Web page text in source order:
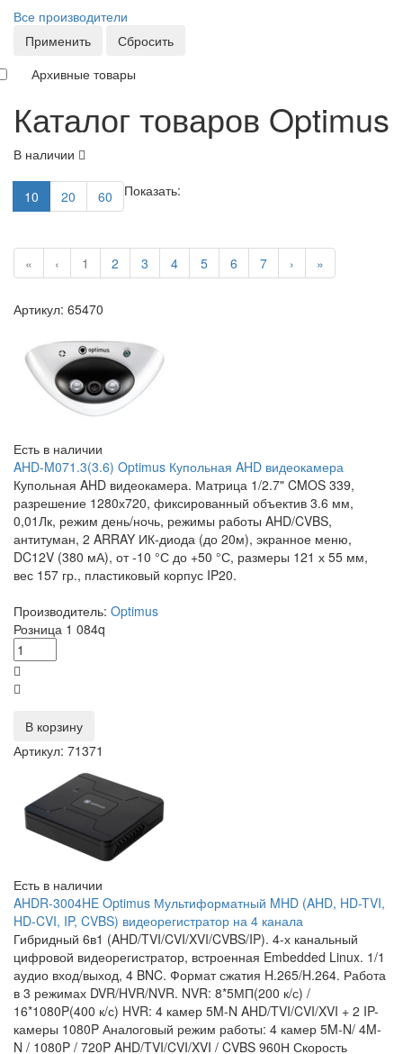
Все производители
Применить
Сбросить
Архивные товары
Каталог товаров Optimus
В наличии
Показать:
10 20 60
« ‹ 1 2 3 4 5 6 7 › »
Артикул: 65470
Есть в наличии
AHD-M071.3(3.6) Optimus Купольная AHD видеокамера
Купольная AHD видеокамера. Матрица 1/2.7" CMOS 339,
разрешение 1280х720, фиксированный объектив 3.6 мм,
0,01Лк, режим день/ночь, режимы работы AHD/CVBS,
антитуман, 2 ARRAY ИК-диода (до 20м), экранное меню,
DC12V (380 мА), от -10 °С до +50 °С, размеры 121 х 55 мм,
вес 157 гр., пластиковый корпус IP20.
Производитель: Optimus
Розница 1 084q
В корзину
Артикул: 71371
Есть в наличии
AHDR-3004HE Optimus Мультиформатный MHD (AHD, HD-TVI,
HD-CVI, IP, CVBS) видеорегистратор на 4 канала
Гибридный 6в1 (AHD/TVI/CVI/XVI/CVBS/IP). 4-х канальный
цифровой видеорегистратор, встроенная Embedded Linux. 1/1
аудио вход/выход, 4 BNC. Формат сжатия H.265/H.264. Работа
в 3 режимах DVR/HVR/NVR. NVR: 8*5МП(200 к/с) /
16*1080P(400 к/с) HVR: 4 камер 5M-N AHD/TVI/CVI/XVI + 2 IP-
камеры 1080P Аналоговый режим работы: 4 камер 5M-N/ 4M-
N / 1080P / 720P AHD/TVI/CVI/XVI / CVBS 960Н Скорость